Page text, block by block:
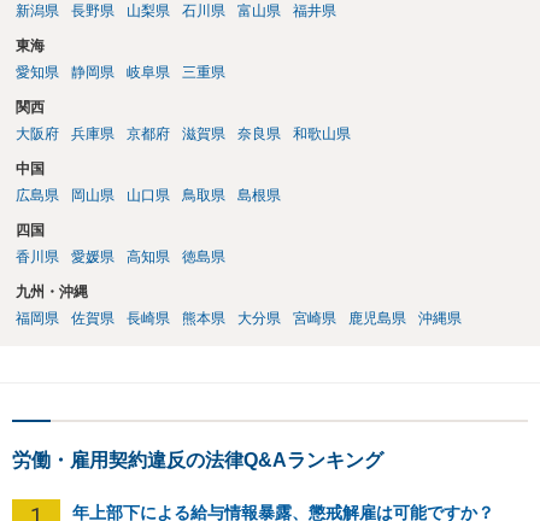
新潟県
長野県 山梨県 石川県 富山県 福井県
東海
愛知県
静岡県 岐阜県 三重県
関西
大阪府
兵庫県 京都府 滋賀県 奈良県 和歌山県
中国
広島県
岡山県 山口県 鳥取県 島根県
四国
香川県
愛媛県 高知県 徳島県
九州・沖縄
福岡県
佐賀県 長崎県 熊本県 大分県 宮崎県 鹿児島県 沖縄県
労働・雇用契約違反の法律Q&Aランキング
1 年上部下による給与情報暴露、懲戒解雇は可能ですか？